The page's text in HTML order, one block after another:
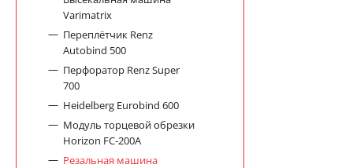
Varimatrix
Переплётчик Renz
Autobind 500
Перфоратор Renz Super
700
Heidelberg Eurobind 600
Модуль торцевой обрезки
Horizon FC-200A
Резальная машина